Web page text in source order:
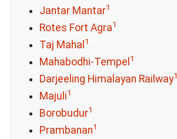
Jantar Mantar1
Rotes Fort Agra1
Taj Mahal 1
Mahabodhi-Tempel 1
Darjeeling Himalayan Railway1
Majuli1
Borobudur1
Prambanan1